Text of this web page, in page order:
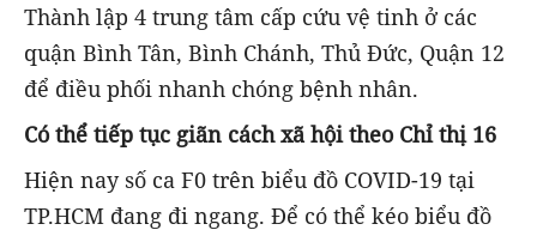
Thành lập 4 trung tâm cấp cứu vệ tinh ở các
quận Bình Tân, Bình Chánh, Thủ Đức, Quận 12
để điều phối nhanh chóng bệnh nhân.
Có thể tiếp tục giãn cách xã hội theo Chỉ thị 16
Hiện nay số ca F0 trên biểu đồ COVID-19 tại
TP.HCM đang đi ngang. Để có thể kéo biểu đồ